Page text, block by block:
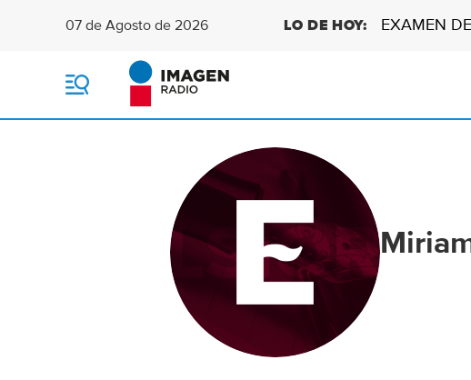
07 de Agosto de 2026 LO DE HOY: EXAMEN
e